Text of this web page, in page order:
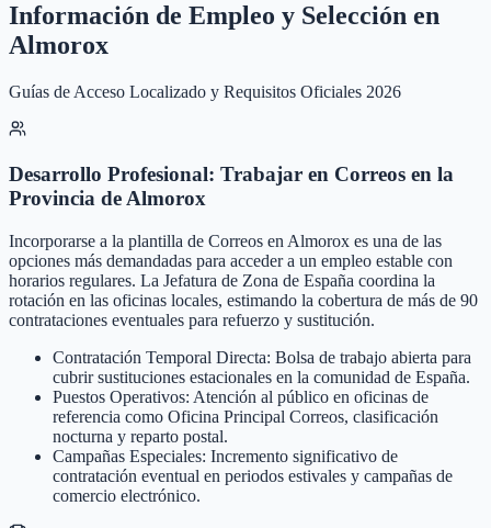
Información de Empleo y Selección en
Almorox
Guías de Acceso Localizado y Requisitos Oficiales 2026
Desarrollo Profesional: Trabajar en Correos en la
Provincia de Almorox
Incorporarse a la plantilla de Correos en Almorox es una de las
opciones más demandadas para acceder a un empleo estable con
horarios regulares. La Jefatura de Zona de España coordina la
rotación en las oficinas locales, estimando la cobertura de más de 90
contrataciones eventuales para refuerzo y sustitución.
Contratación Temporal Directa: Bolsa de trabajo abierta para
cubrir sustituciones estacionales en la comunidad de España.
Puestos Operativos: Atención al público en oficinas de
referencia como Oficina Principal Correos, clasificación
nocturna y reparto postal.
Campañas Especiales: Incremento significativo de
contratación eventual en periodos estivales y campañas de
comercio electrónico.